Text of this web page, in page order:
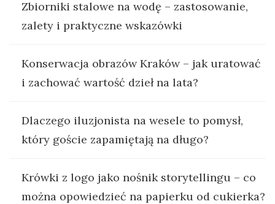
Zbiorniki stalowe na wodę – zastosowanie,
zalety i praktyczne wskazówki
Konserwacja obrazów Kraków – jak uratować
i zachować wartość dzieł na lata?
Dlaczego iluzjonista na wesele to pomysł,
który goście zapamiętają na długo?
Krówki z logo jako nośnik storytellingu – co
można opowiedzieć na papierku od cukierka?